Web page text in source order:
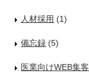
人材採用 (1)
備忘録 (5)
医業向けWEB集客